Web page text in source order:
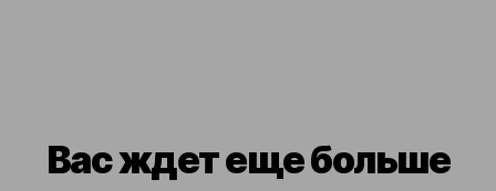
Вас ждет еще больше